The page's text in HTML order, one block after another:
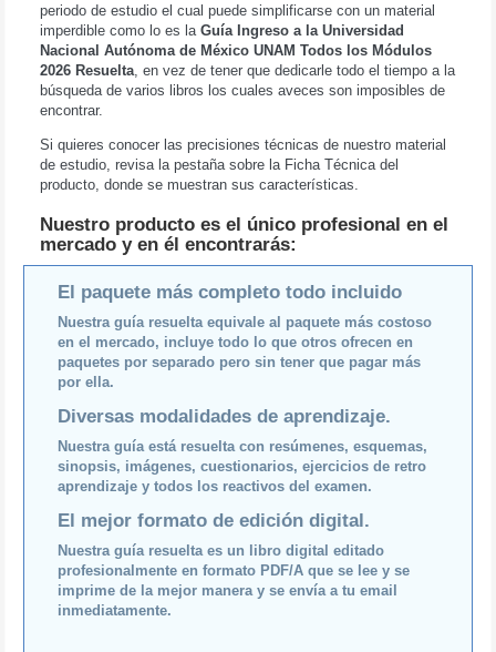
periodo de estudio el cual puede simplificarse con un material
imperdible como lo es la Guía Ingreso a la Universidad
Nacional Autónoma de México UNAM Todos los Módulos
2026 Resuelta , en vez de tener que dedicarle todo el tiempo a la
búsqueda de varios libros los cuales aveces son imposibles de
encontrar.
Si quieres conocer las precisiones técnicas de nuestro material
de estudio, revisa la pestaña sobre la Ficha Técnica del
producto, donde se muestran sus características.
Nuestro producto es el único profesional en el
mercado y en él encontrarás:
El paquete más completo todo incluido
Nuestra guía resuelta equivale al paquete más costoso
en el mercado, incluye todo lo que otros ofrecen en
paquetes por separado pero sin tener que pagar más
por ella.
Diversas modalidades de aprendizaje.
Nuestra guía está resuelta con resúmenes, esquemas,
sinopsis, imágenes, cuestionarios, ejercicios de retro
aprendizaje y todos los reactivos del examen.
El mejor formato de edición digital.
Nuestra guía resuelta es un libro digital editado
profesionalmente en formato PDF/A que se lee y se
imprime de la mejor manera y se envía a tu email
inmediatamente.